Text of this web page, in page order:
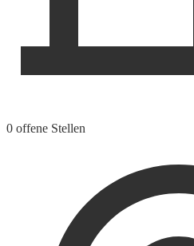
0 offene Stellen